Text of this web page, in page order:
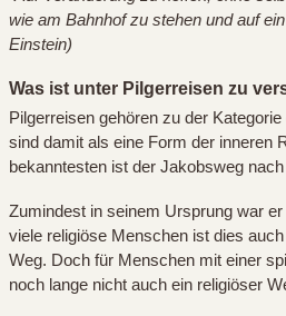
wie am Bahnhof zu stehen und auf
Einstein)
Was ist unter Pilgerreisen zu
Pilgerreisen gehören zu der
sind damit als eine Form der inneren
bekanntesten ist der Jakobsweg
Zumindest in seinem Ursprung war
viele religiöse Menschen ist dies
Weg. Doch für Menschen mit einer
noch lange nicht auch ein religiöser